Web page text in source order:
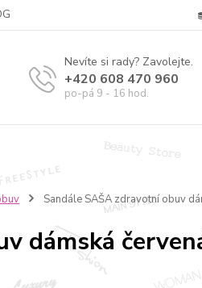
Nevíte si rady? Zavolejte.
+420 608 470 960
po-pá 9 - 16 hod.
Sandále SAŠA zdravotní obuv
dámská